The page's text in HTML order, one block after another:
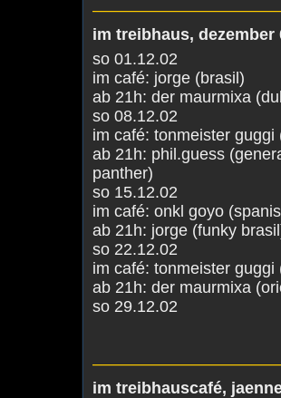
im treibhaus, dezember
so 01.12.02
im café: jorge (brasil)
ab 21h: der maurmixa
so 08.12.02
im café: tonmeister guggi
ab 21h: phil.guess
panther)
so 15.12.02
im café: onkl goyo
ab 21h: jorge (funky
so 22.12.02
im café: tonmeister guggi
ab 21h: der maurmixa
so 29.12.02
im treibhauscafé,